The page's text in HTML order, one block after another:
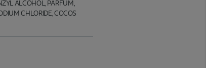
ALCOHOL, PARFUM,
CHLORIDE, COCOS